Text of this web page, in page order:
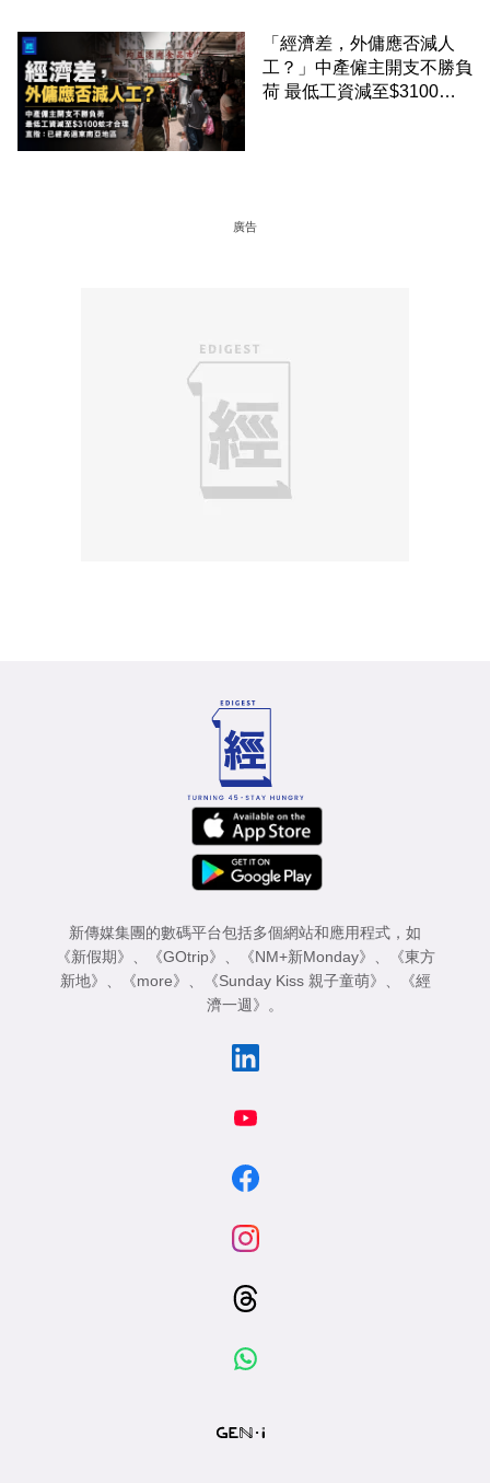
「經濟差，外傭應否減人
工？」中產僱主開支不勝負
荷 最低工資減至$3100蚊
廣告
新傳媒集團的數碼平台包括多個網站和應用程式，如
《新假期》
《GOtrip》 《NM+新Monday》
《東方
新地》
《more》 《Sunday Kiss 親子童萌》
《經
濟一週》
。